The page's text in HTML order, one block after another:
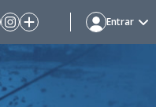
Entrar